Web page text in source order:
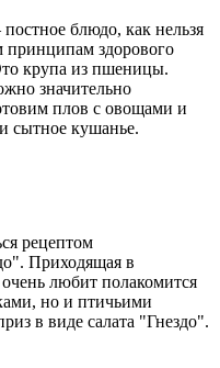
блюдо, как нельзя
принципам здорового
крупа из пшеницы.
значительно
плов с овощами и
сытное кушанье.
рецептом
Приходящая в
любит полакомится
но и птичьими
в виде салата "Гнездо".